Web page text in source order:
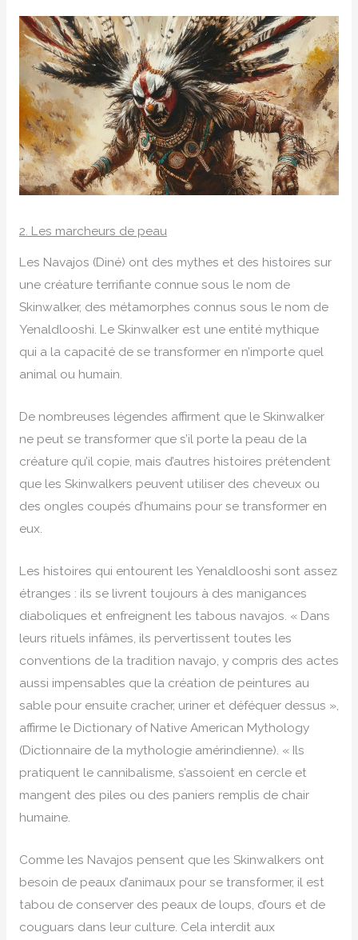
2. Les marcheurs de peau
Les Navajos (Diné) ont des mythes et des histoires sur
une créature terrifiante connue sous le nom de
Skinwalker, des métamorphes connus sous le nom de
Yenaldlooshi. Le Skinwalker est une entité mythique
qui a la capacité de se transformer en n’importe quel
animal ou humain.
De nombreuses légendes affirment que le Skinwalker
ne peut se transformer que s’il porte la peau de la
créature qu’il copie, mais d’autres histoires prétendent
que les Skinwalkers peuvent utiliser des cheveux ou
des ongles coupés d’humains pour se transformer en
eux.
Les histoires qui entourent les Yenaldlooshi sont assez
étranges : ils se livrent toujours à des manigances
diaboliques et enfreignent les tabous navajos. « Dans
leurs rituels infâmes, ils pervertissent toutes les
conventions de la tradition navajo, y compris des actes
aussi impensables que la création de peintures au
sable pour ensuite cracher, uriner et déféquer dessus »,
affirme le Dictionary of Native American Mythology
(Dictionnaire de la mythologie amérindienne). « Ils
pratiquent le cannibalisme, s’assoient en cercle et
mangent des piles ou des paniers remplis de chair
humaine.
Comme les Navajos pensent que les Skinwalkers ont
besoin de peaux d’animaux pour se transformer, il est
tabou de conserver des peaux de loups, d’ours et de
couguars dans leur culture. Cela interdit aux